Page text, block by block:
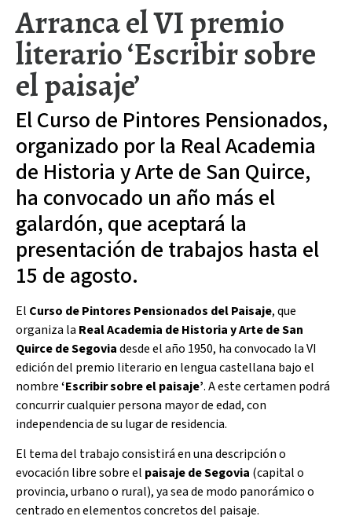
Arranca el VI premio
literario ‘Escribir sobre
el paisaje’
El Curso de Pintores Pensionados,
organizado por la Real Academia
de Historia y Arte de San Quirce,
ha convocado un año más el
galardón, que aceptará la
presentación de trabajos hasta el
15 de agosto.
El Curso de Pintores Pensionados del Paisaje, que
organiza la Real Academia de Historia y Arte de San
Quirce de Segoviadesde el año 1950, ha convocado la VI
edición del premio literario en lengua castellana bajo el
nombre‘Escribir sobre el paisaje’. A este certamen podrá
concurrir cualquier persona mayor de edad, con
independencia de su lugar de residencia.
El tema del trabajo consistirá en una descripción o
evocación libre sobre el paisaje de Segovia (capital o
provincia, urbano o rural), ya sea de modo panorámico o
centrado en elementos concretos del paisaje.